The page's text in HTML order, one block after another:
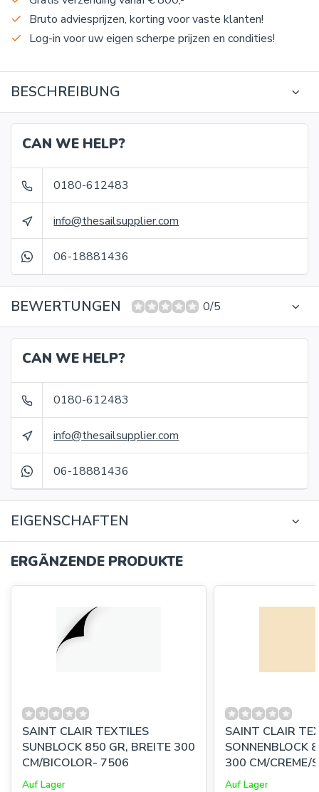
Bruto adviesprijzen, korting voor vaste klanten!
Log-in voor uw eigen scherpe prijzen en condities!
BESCHREIBUNG
CAN WE HELP?
0180-612483
info@thesailsupplier.com
06-18881436
BEWERTUNGEN 0/5
CAN WE HELP?
0180-612483
info@thesailsupplier.com
06-18881436
EIGENSCHAFTEN
ERGÄNZENDE PRODUKTE
SAINT CLAIR TEXTILES
SUNBLOCK 850 GR, BREITE 300
CM/BICOLOR- 7506
Auf Lager
SAINT CLAIR
SONNENBLOCK
300 CM/
Auf Lager